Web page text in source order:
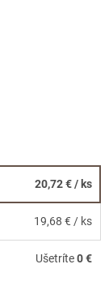
20,72 €/ ks
19,68 € / ks
Ušetríte0 €